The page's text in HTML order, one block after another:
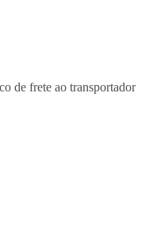
de frete ao transportador